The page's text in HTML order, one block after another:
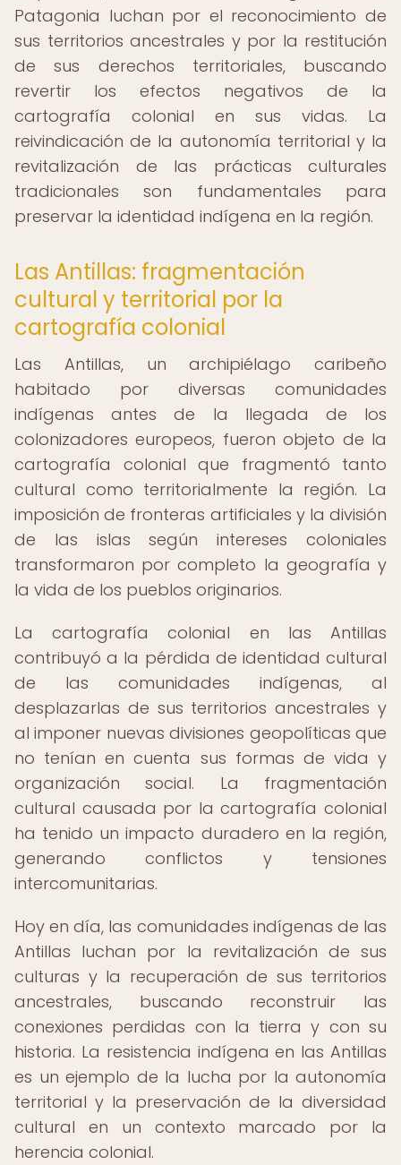
Patagonia luchan por el reconocimiento de
sus territorios ancestrales y por la restitución
de sus derechos territoriales, buscando
revertir los efectos negativos de la
cartografía colonial en sus vidas. La
reivindicación de la autonomía territorial y la
revitalización de las prácticas culturales
tradicionales son fundamentales para
preservar la identidad indígena en la región.
Las Antillas: fragmentación
cultural y territorial por la
cartografía colonial
Las Antillas, un archipiélago caribeño
habitado por diversas comunidades
indígenas antes de la llegada de los
colonizadores europeos, fueron objeto de la
cartografía colonial que fragmentó tanto
cultural como territorialmente la región. La
imposición de fronteras artificiales y la división
de las islas según intereses coloniales
transformaron por completo la geografía y
la vida de los pueblos originarios.
La cartografía colonial en las Antillas
contribuyó a la pérdida de identidad cultural
de las comunidades indígenas, al
desplazarlas de sus territorios ancestrales y
al imponer nuevas divisiones geopolíticas que
no tenían en cuenta sus formas de vida y
organización social. La fragmentación
cultural causada por la cartografía colonial
ha tenido un impacto duradero en la región,
generando conflictos y tensiones
intercomunitarias.
Hoy en día, las comunidades indígenas de las
Antillas luchan por la revitalización de sus
culturas y la recuperación de sus territorios
ancestrales, buscando reconstruir las
conexiones perdidas con la tierra y con su
historia. La resistencia indígena en las Antillas
es un ejemplo de la lucha por la autonomía
territorial y la preservación de la diversidad
cultural en un contexto marcado por la
herencia colonial.